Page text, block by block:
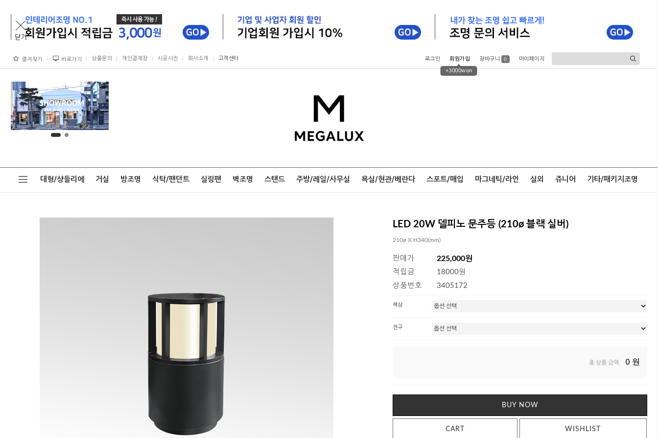
즐겨찾기 바로가기 상품문의 개인결제창 시공사진 회사소개 고객센터 로그인 회원가입
+3000won
장바구니 0 마이페이지
대형/샹들리에 거실 방조명 식탁/팬던트 실링팬 벽조명 스탠드 주방/레일/사무실 욕실/현관/베란다 스포트/매입 마그네틱/라인 실외 쥬니어 기타/패키지조명
LED 20W 델피노 문주등 (210ø 블랙 실버)
210ø X H340(mm)
판매가 225,000원
적립금
18000원
상품번호
3405172
색상
전구
총 상품 금액 0 원
BUY NOW
CART WISHLIST